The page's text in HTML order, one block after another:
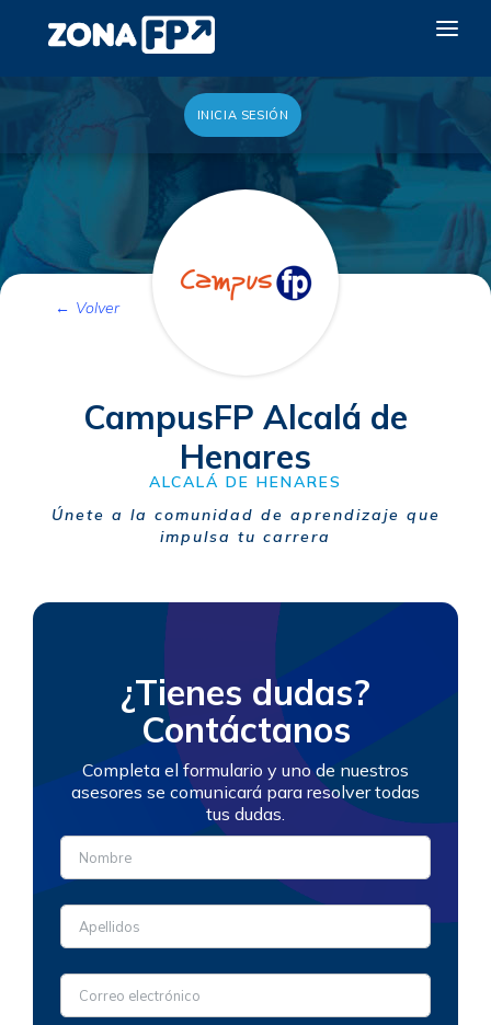
NOTICIAS
CONTACTO
QUIERO EXPONER
INICIA SESIÓN
Volver
CampusFP Alcalá de
Henares
ALCALÁ DE HENARES
Únete a la comunidad de aprendizaje que
impulsa tu carrera
¿Tienes dudas?
Contáctanos
Completa el formulario y uno de nuestros
asesores se comunicará para resolver todas
tus dudas.